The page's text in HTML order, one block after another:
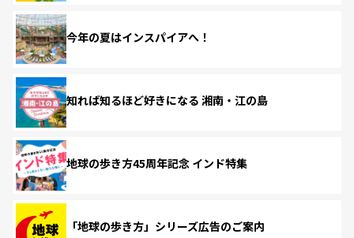
今年の夏はインスパイアへ！
知れば知るほど好きになる 湘南・江の島
地球の歩き方45周年記念 インド特集
「地球の歩き方」シリーズ広告のご案内